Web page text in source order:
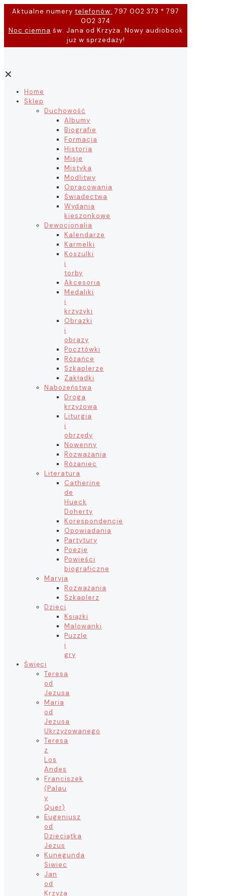
Aktualne numery telefonów: 797 002 373 * 797
002 374
Noc ciemna św. Jana od Krzyża. Nowy audiobook
już w sprzedaży!
✕
Home
Sklep
Duchowość
Albumy
Biografie
Formacja
Historia
Misje
Mistyka
Modlitwy
Opracowania
Świadectwa
Wydania
kieszonkowe
Dewocjonalia
Kalendarze
Karmelki
Koszulki
i
torby
Akcesoria
Medaliki
i
krzyżyki
Obrazki
i
obrazy
Pocztówki
Różańce
Szkaplerze
Zakładki
Nabożeństwa
Droga
krzyżowa
Liturgia
i
obrzędy
Nowenny
Rozważania
Różaniec
Literatura
Catherine
de
Hueck
Doherty
Korespondencje
Opowiadania
Partytury
Poezje
Powieści
biograficzne
Maryja
Rozważania
Szkaplerz
Dzieci
Książki
Malowanki
Puzzle
i
gry
Święci
Teresa
od
Jezusa
Maria
od
Jezusa
Ukrzyżowanego
Teresa
z
Los
Andes
Franciszek
(Palau
y
Quer)
Eugeniusz
od
Dzieciątka
Jezus
Kunegunda
Siwiec
Jan
od
Krzyża